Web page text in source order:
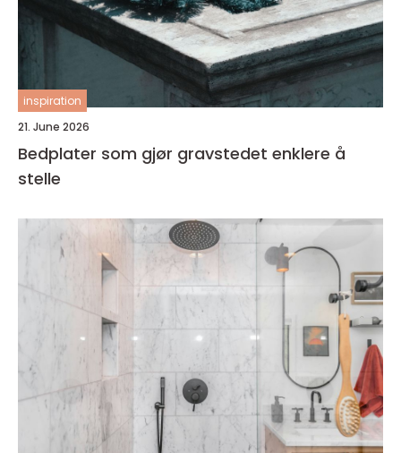
inspiration
21. June 2026
Bedplater som gjør gravstedet enklere å
stelle